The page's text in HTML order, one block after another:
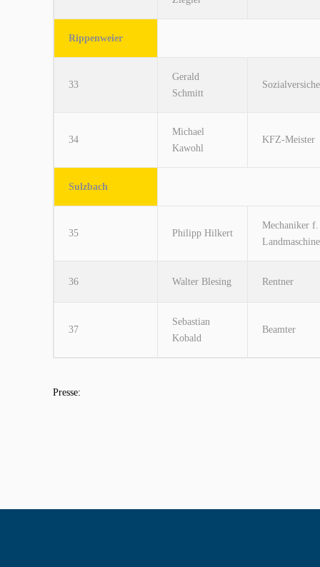
Rippenweier
33
Gerald
Schmitt
34
Michael
Kawohl
KFZ-Meister
Sulzbach
35 Philipp Hilkert
Mechaniker
36 Walter Blesing Rentner
37
Sebastian
Kobald
Beamter
Presse: